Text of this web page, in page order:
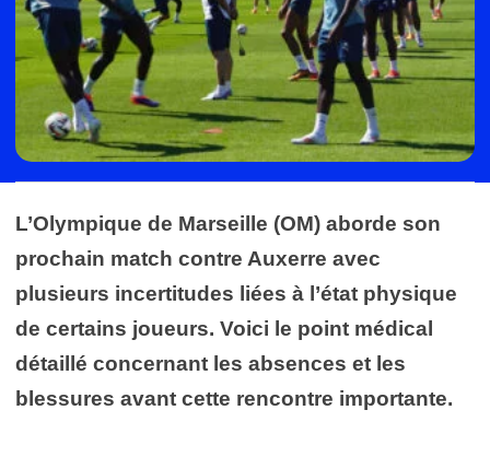
L’Olympique de Marseille (OM) aborde son
prochain match contre Auxerre avec
plusieurs incertitudes liées à l’état physique
de certains joueurs. Voici le point médical
détaillé concernant les absences et les
blessures avant cette rencontre importante.